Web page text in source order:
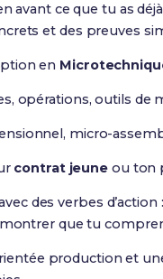
avant ce que tu as
et des preuves
en
opérations, outils de
micro-
contrat jeune ou ton
des verbes d’action
que tu
production et